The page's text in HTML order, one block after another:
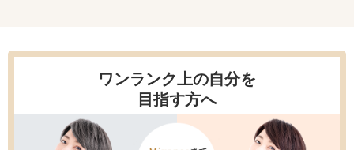
ワンランク上の自分を
目指す方へ